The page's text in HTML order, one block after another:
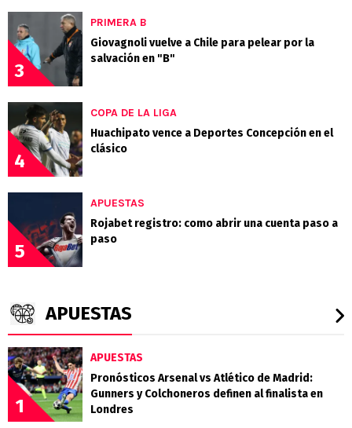
3
PRIMERA B
Giovagnoli vuelve a Chile para pelear por la
salvación en "B"
4
COPA DE LA LIGA
Huachipato vence a Deportes Concepción en el
clásico
5
APUESTAS
Rojabet registro: como abrir una cuenta paso a
paso
APUESTAS
1
APUESTAS
Pronósticos Arsenal vs Atlético de Madrid:
Gunners y Colchoneros definen al finalista en
Londres